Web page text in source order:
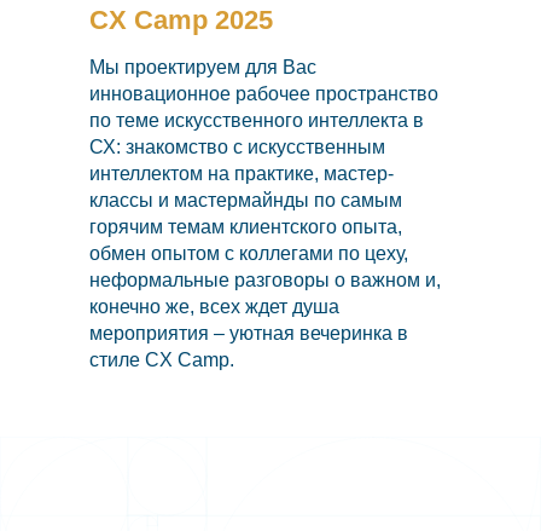
CX Camp 2025
Мы проектируем для Вас
инновационное рабочее пространство
по теме искусственного интеллекта в
СХ: знакомство с искусственным
интеллектом на практике, мастер-
классы и мастермайнды по самым
горячим темам клиентского опыта,
обмен опытом с коллегами по цеху,
неформальные разговоры о важном и,
конечно же, всех ждет душа
мероприятия – уютная вечеринка в
стиле CX Camp.